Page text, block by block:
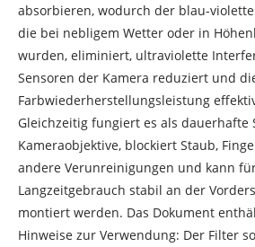
absorbieren, wodurch der blau-
die bei nebligem Wetter oder in
wurden, eliminiert, ultraviolette
Sensoren der Kamera reduziert und
Farbwiederherstellungsleistung
Gleichzeitig fungiert es als dauerhafte
Kameraobjektive, blockiert Staub,
andere Verunreinigungen und kann
Langzeitgebrauch stabil an der
montiert werden. Das Dokument
Hinweise zur Verwendung: Der Filter